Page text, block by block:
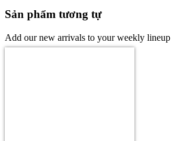
Sản phẩm tương tự
Add our new arrivals to your weekly lineup